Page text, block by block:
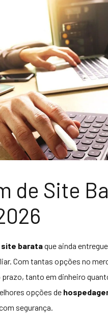
de Site
site barataque ainda
Com tantas opções no
tanto em dinheiro
opções de
segurança.